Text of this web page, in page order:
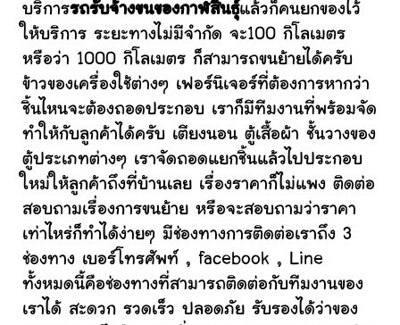
บริการรถรับจ้างขนของกาฬสินธุ์แล้วก็คนยกของไว้
ให้บริการ ระยะทางไม่มีจำกัด จะ100 กิโลเมตร
หรือว่า 1000 กิโลเมตร ก็สามารถขนย้ายได้ครับ
ข้าวของเครื่องใช้ต่างๆ เฟอร์นิเจอร์ที่ต้องการหากว่า
ชิ้นไหนจะต้องถอดประกอบ เราก็มีทีมงานที่พร้อมจัด
ทำให้กับลูกค้าได้ครับ เตียงนอน ตู้เสื้อผ้า ชั้นวางของ
ตู้ประเภทต่างๆ เราจัดถอดแยกชิ้นแล้วไปประกอบ
ใหม่ให้ลูกค้าถึงที่บ้านเลย เรื่องราคาก็ไม่แพง ติดต่อ
สอบถามเรื่องการขนย้าย หรือจะสอบถามว่าราคา
เท่าไหร่ก็ทำได้ง่ายๆ มีช่องทางการติดต่อเราถึง 3
ช่องทาง เบอร์โทรศัพท์ , facebook , Line
ทั้งหมดนี้คือช่องทางที่สามารถติดต่อกับทีมงานของ
เราได้ สะดวก รวดเร็ว ปลอดภัย รับรองได้ว่าของ